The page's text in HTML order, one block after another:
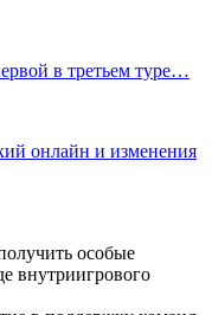
в третьем туре…
онлайн и изменения
особые
внутриигрового